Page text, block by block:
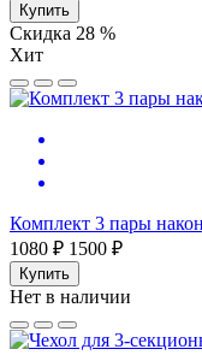
Купить
Скидка 28 %
Хит
Комплект 3 пары
1080 ₽ 1500 ₽
Купить
Нет в наличии